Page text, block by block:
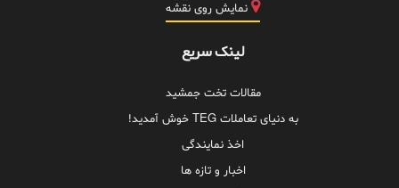
نمایش روی نقشه
لینک سریع
مقالات تخت جمشید
به دنیای تعاملات TEG خوش آمدید!
اخذ نمایندگی
اخبار و تازه ها